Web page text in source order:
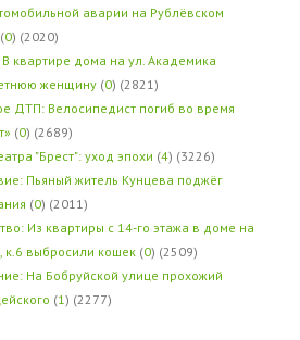
аварии на Рублёвском
(0) (2020)
квартире дома на ул. Академика
женщину (0) (2821)
ДТП: Велосипедист погиб во время
(0) (2689)
"Брест": уход эпохи (4) (3226)
Пьяный житель Кунцева поджёг
(0) (2011)
Из квартиры с 14-го этажа в доме на
к.6 выбросили кошек (0) (2509)
На Бобруйской улице прохожий
(1 ) (2277)